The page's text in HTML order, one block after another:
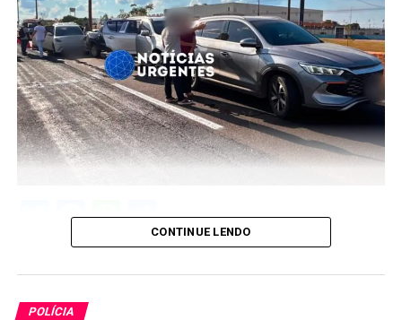
Twitter
Facebook
WhatsApp
Share
CONTINUE LENDO
POLÍCIA